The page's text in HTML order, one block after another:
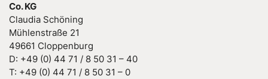
Co. KG
Claudia Schöning
Mühlenstraße 21
49661 Cloppenburg
D: +49 (0) 44 71 / 8 50 31 – 40
T: +49 (0) 44 71 / 8 50 31 – 0